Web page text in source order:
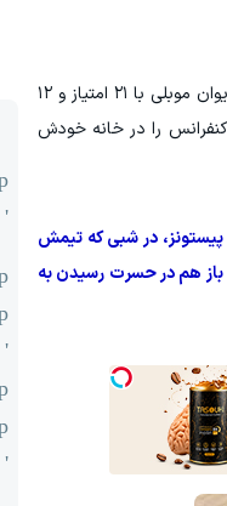
‏داناوان میچل با کسب ۲۶ امتیاز، رهبر ارکستر پیروزی کلیولند بود. در کنار او، جرت آلن و سم مریل هر کدام با ۲۳ امتیاز و ایوان موبلی با ۲۱ امتیاز و ۱۲
را در خانه خودش
پیستونز، در شبی که تیمش
داشت، تنها ۱۳ امتیاز کسب کرد (۱۶ امتیاز کمتر از میانگین پلی‌آف خود) تا دیترویت پس از ۱۸ سال باز هم در حسرت رسیدن به